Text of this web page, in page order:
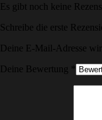
Es gibt noch keine
Schreibe die erste
Deine E-Mail-Adresse
Deine Bewertung